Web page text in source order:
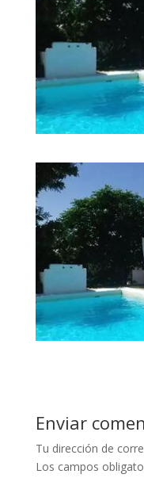
Enviar
Tu dirección de
Los campos